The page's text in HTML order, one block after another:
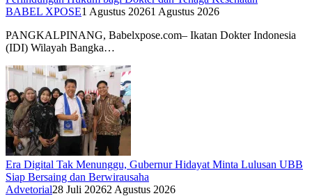
BABEL XPOSE1 Agustus 20261 Agustus 2026
PANGKALPINANG, Babelxpose.com– Ikatan Dokter Indonesia
(IDI) Wilayah Bangka…
Era Digital Tak Menunggu, Gubernur Hidayat Minta Lulusan UBB
Siap Bersaing dan Berwirausaha
Advetorial28 Juli 20262 Agustus 2026